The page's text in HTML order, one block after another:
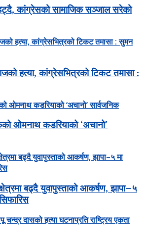
कांग्रेसको सामाजिक सञ्जाल सरेको
हत्या, कांग्रेसभित्रको टिकट तमासा :
ओमनाथ कडरियाको ‘अचानो’
बढ्दै युवापुस्ताको आकर्षण, झापा–५